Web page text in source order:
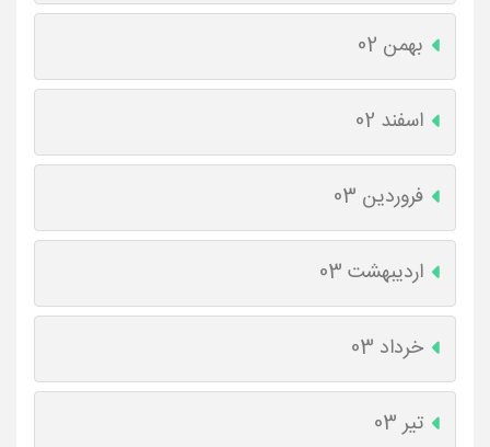
بهمن 02
اسفند 02
فروردین 03
اردیبهشت 03
خرداد 03
تیر 03